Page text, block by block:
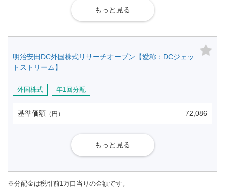
もっと見る
明治安田DC外国株式リサーチオープン【愛称：DCジェッ
トストリーム】
外国株式 年1回分配
基準価額 （円） 72,086
もっと見る
※分配金は税引前1万口当りの金額です。